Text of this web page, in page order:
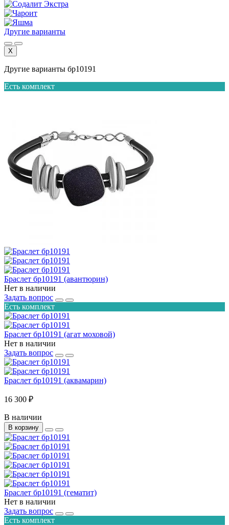
Другие варианты
X
Другие варианты бр10191
Есть комплект
Браслет бр10191 (авантюрин)
Нет в наличии
Задать вопрос
Есть комплект
Браслет бр10191 (агат моховой)
Нет в наличии
Задать вопрос
Браслет бр10191 (аквамарин)
16 300 ₽
В наличии
В корзину
Браслет бр10191 (гематит)
Нет в наличии
Задать вопрос
Есть комплект